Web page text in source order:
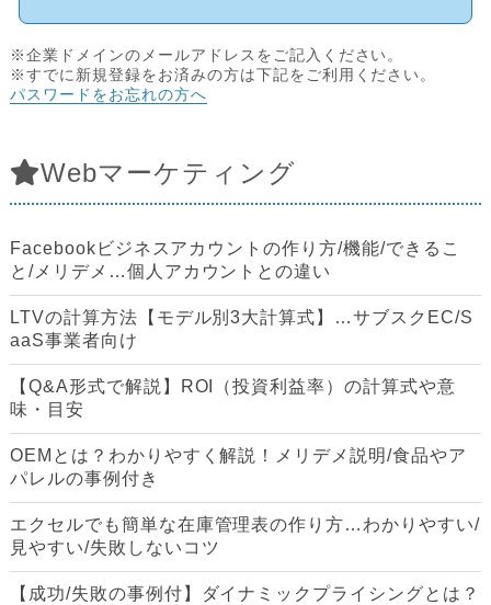
※企業ドメインのメールアドレスをご記入ください。
※すでに新規登録をお済みの方は下記をご利用ください。
パスワードをお忘れの方へ
Webマーケティング
Facebookビジネスアカウントの作り方/機能/できるこ
と/メリデメ…個人アカウントとの違い
LTVの計算方法【モデル別3大計算式】…サブスクEC/S
aaS事業者向け
【Q&A形式で解説】ROI（投資利益率）の計算式や意
味・目安
OEMとは？わかりやすく解説！メリデメ説明/食品やア
パレルの事例付き
エクセルでも簡単な在庫管理表の作り方…わかりやすい/
見やすい/失敗しないコツ
【成功/失敗の事例付】ダイナミックプライシングとは？